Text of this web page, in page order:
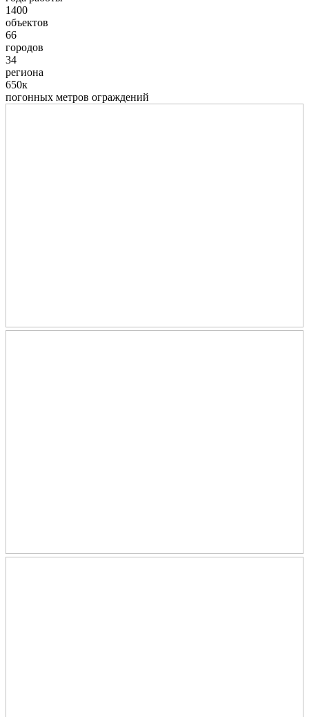
1400
объектов
66
городов
34
региона
650к
погонных метров ограждений